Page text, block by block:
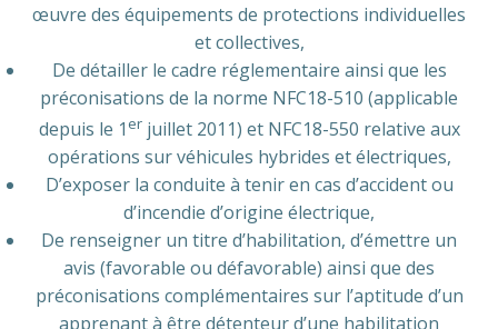
œuvre des équipements de protections individuelles
et collectives,
De détailler le cadre réglementaire ainsi que les
préconisations de la norme NFC18-510 (applicable
depuis le 1erjuillet 2011) et NFC18-550 relative aux
opérations sur véhicules hybrides et électriques,
D’exposer la conduite à tenir en cas d’accident ou
d’incendie d’origine électrique,
De renseigner un titre d’habilitation, d’émettre un
avis (favorable ou défavorable) ainsi que des
préconisations complémentaires sur l’aptitude d’un
apprenant à être détenteur d’une habilitation